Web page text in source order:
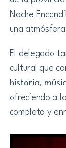
Noche
una atmósfera
El delegado
cultural que
historia,
ofreciendo a
completa y